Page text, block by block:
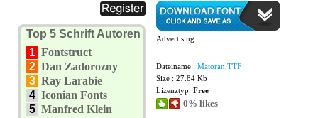
Top 5 Schrift Autoren
1 Fontstruct
2 Dan Zadorozny
3 Ray Larabie
4 Iconian Fonts
5 Manfred Klein
Advertising:
Dateiname : Matoran.TTF
Size : 27.84 Kb
Lizenztyp: Free
0% likes